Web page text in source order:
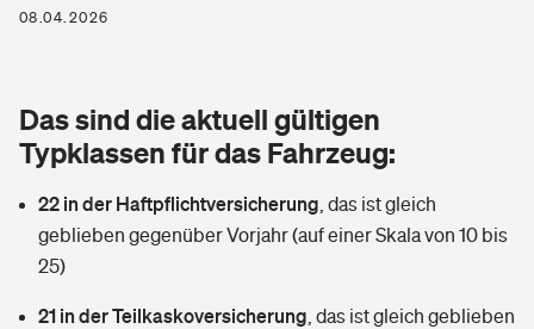
Zur Übersicht
Tools
Wer versichert was: Jetzt Versicherer finden
Sie haben Fragen?
Glasversicherung
Mietkautionsversicherung
Restkreditversicherung
Kinderunfall­ver­si­che­rung
Kinderinvalidität
Private Krankenversicherung
Dread-Disease-Versicherung
Tierkrankenversicherung
Zur Übersicht
08.04.2026
Das sind die aktuell gültigen
Typklassen für das Fahrzeug:
22 in der Haftpflichtversicherung das ist gleich
geblieben gegenüber Vorjahr (auf einer Skala von 10 bis
25)
21 in der Teilkaskoversicherung das ist gleich geblieben